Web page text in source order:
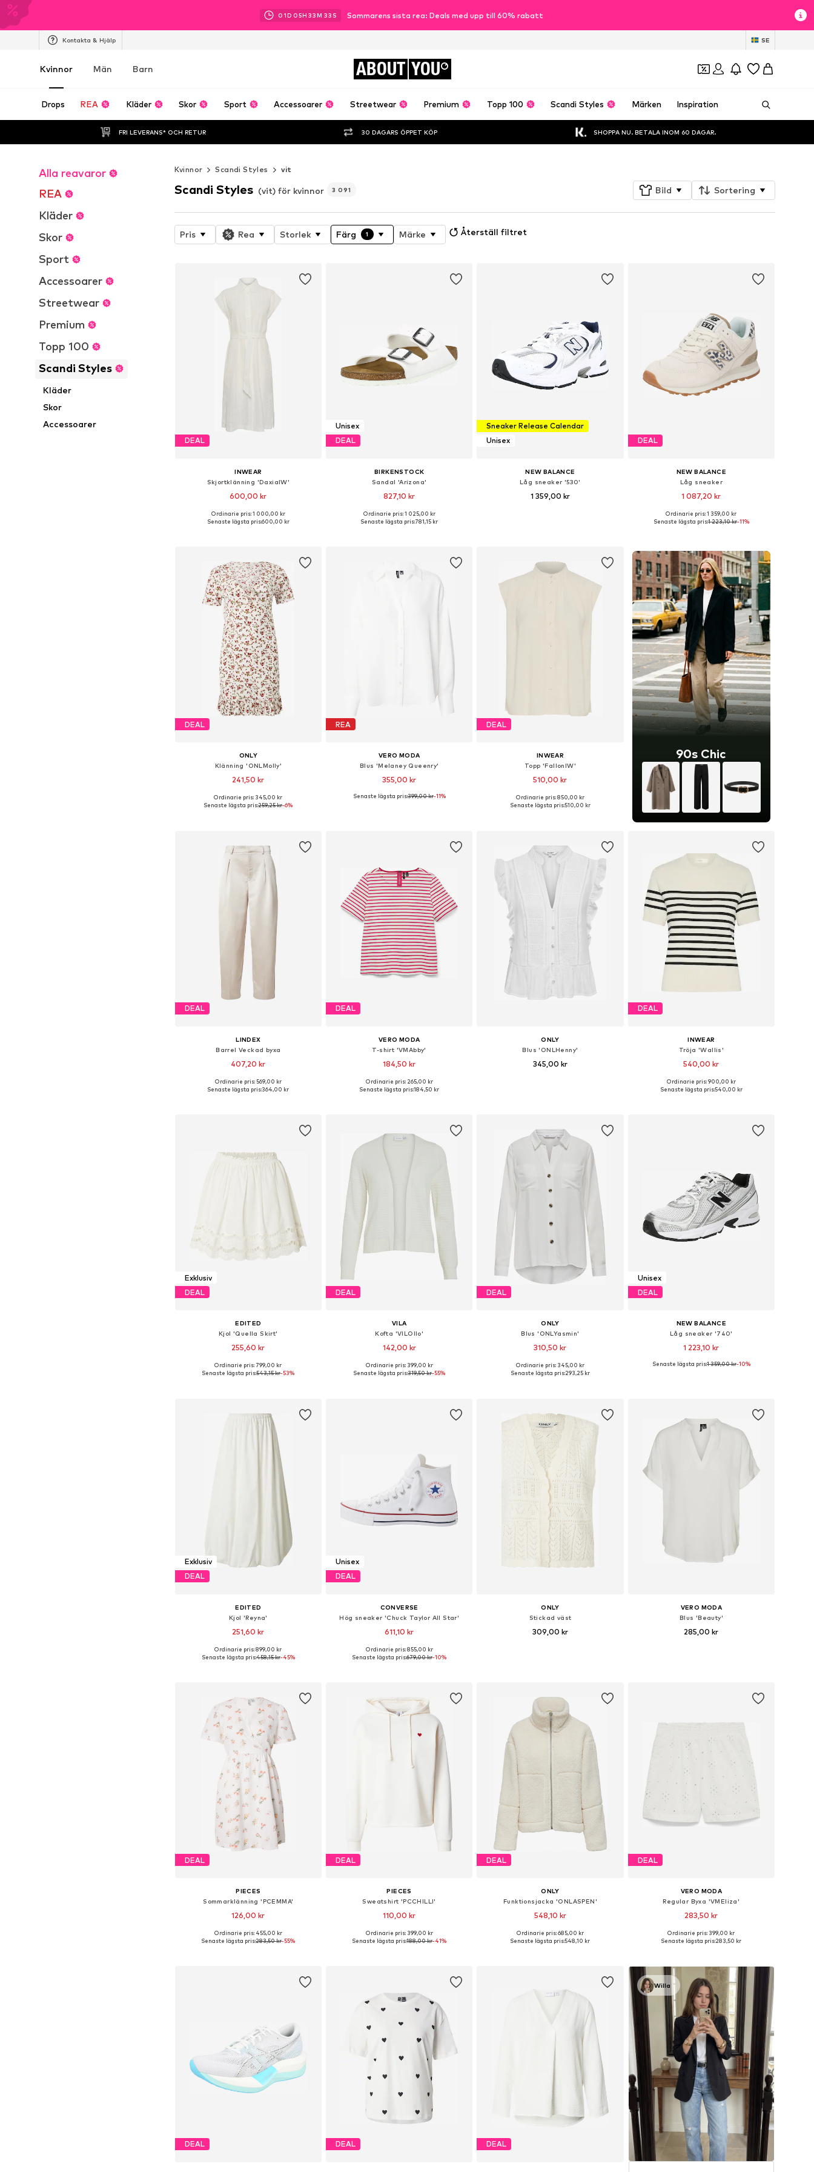
01D 05H 33M 32 S Sommarens sista rea: Deals med upp till 60% rabatt
Kontakta & Hjälp SE
Kvinnor Män Barn ABOUT YOU
Drops REA Kläder Skor Sport Accessoarer Streetwear Premium Topp 100 Scandi Styles Märken Inspiration
FRI LEVERANS* OCH RETUR 30 DAGARS ÖPPET KÖP SHOPPA NU. BETALA INOM 60 DAGAR.
Alla reavaror
REA
Kläder
Skor
Sport
Accessoarer
Streetwear
Premium
Topp 100
Scandi Styles
Kläder
Skor
Accessoarer
Kvinnor Scandi Styles vit
Scandi Styles (vit) för kvinnor 3 091 Bild Sortering
Pris Rea Storlek Färg 1 Märke Återställ filtret
DEAL
INWEAR
Skjortklänning 'DaxiaIW'
600,00 kr
Tillgängliga storlekar: 36, 38, 40, 42
Ordinarie pris: 1 000,00 kr
Senaste lägsta pris:600,00 kr
Unisex
DEAL
BIRKENSTOCK
Sandal 'Arizona'
827,10 kr
+30
Tillgängliga storlekar: 35 SLIM
Ordinarie pris: 1 025,00 kr
Senaste lägsta pris:781,15 kr
Sneaker Release Calendar
Unisex
NEW BALANCE
Låg sneaker '530'
1 359,00 kr
DEAL
NEW BALANCE
Låg sneaker
1 087,20 kr
Tillgänglig i många storlekar
Ordinarie pris: 1 359,00 kr
Senaste lägsta pris:1 223,10 kr-11%
DEAL
ONLY
Klänning 'ONLMolly'
241,50 kr
+1
Tillgängliga storlekar: 34, 36, 38, 40, 42
Ordinarie pris: 345,00 kr
Senaste lägsta pris:259,25 kr-6%
REA
VERO MODA
Blus 'Melaney Queenry'
355,00 kr
+6
Tillgängliga storlekar: XS, S, M, L, XL
Senaste lägsta pris:399,00 kr-11%
DEAL
INWEAR
Topp 'FallonIW'
510,00 kr
Tillgängliga storlekar: XS, S, M, L, XL
Ordinarie pris: 850,00 kr
Senaste lägsta pris:510,00 kr
90s Chic
DEAL
LINDEX
Barrel Veckad byxa
407,20 kr
Ordinarie pris: 569,00 kr
Senaste lägsta pris:364,00 kr
DEAL
VERO MODA
T-shirt 'VMAbby'
184,50 kr
+1
Tillgängliga storlekar: XS, S, M, L
Ordinarie pris: 265,00 kr
Senaste lägsta pris:184,50 kr
ONLY
Blus 'ONLHenny'
345,00 kr
DEAL
INWEAR
Tröja 'Wallis'
540,00 kr
Tillgängliga storlekar: S, M, L, XL, XXL
Ordinarie pris: 900,00 kr
Senaste lägsta pris:540,00 kr
Exklusiv
DEAL
EDITED
Kjol 'Quella Skirt'
255,60 kr
Tillgängliga storlekar: 34, 36, 38, 40, 42
Ordinarie pris: 799,00 kr
Senaste lägsta pris:543,15 kr-53%
DEAL
VILA
Kofta 'VILOllo'
142,00 kr
Tillgängliga storlekar: XS, S, M, XXL
Ordinarie pris: 399,00 kr
Senaste lägsta pris:319,50 kr-55%
DEAL
ONLY
Blus 'ONLYasmin'
310,50 kr
Tillgängliga storlekar: XS, S, M, L
Ordinarie pris: 345,00 kr
Senaste lägsta pris:293,25 kr
Unisex
DEAL
NEW BALANCE
Låg sneaker '740'
1 223,10 kr
+1
Tillgänglig i många storlekar
Senaste lägsta pris:1 359,00 kr-10%
Exklusiv
DEAL
EDITED
Kjol 'Reyna'
251,60 kr
Tillgängliga storlekar: 34, 36, 38, 40
Ordinarie pris: 899,00 kr
Senaste lägsta pris:458,15 kr-45%
Unisex
DEAL
CONVERSE
Hög sneaker 'Chuck Taylor All Star'
611,10 kr
Tillgänglig i många storlekar
Ordinarie pris: 855,00 kr
Senaste lägsta pris:679,00 kr-10%
ONLY
Stickad väst
309,00 kr
VERO MODA
Blus 'Beauty'
285,00 kr
DEAL
PIECES
Sommarklänning 'PCEMMA'
126,00 kr
Ordinarie pris: 455,00 kr
Senaste lägsta pris:283,50 kr-55%
DEAL
PIECES
Sweatshirt 'PCCHILLI'
110,00 kr
Tillgängliga storlekar: XS, S, M, L
Ordinarie pris: 399,00 kr
Senaste lägsta pris:188,00 kr-41%
DEAL
ONLY
Funktionsjacka 'ONLASPEN'
548,10 kr
Tillgänglig i många storlekar
Ordinarie pris: 685,00 kr
Senaste lägsta pris:548,10 kr
DEAL
VERO MODA
Regular Byxa 'VMEliza'
283,50 kr
Tillgängliga storlekar: 34, 36, 38, 40, 42
Ordinarie pris: 399,00 kr
Senaste lägsta pris:283,50 kr
DEAL DEAL DEAL
Willa